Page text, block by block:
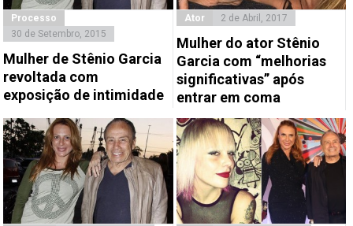
Processo
30 de Setembro, 2015
Mulher de Stênio Garcia
revoltada com
exposição de intimidade
Ator 2 de Abril, 2017
Mulher do ator Stênio
Garcia com “melhorias
significativas” após
entrar em coma